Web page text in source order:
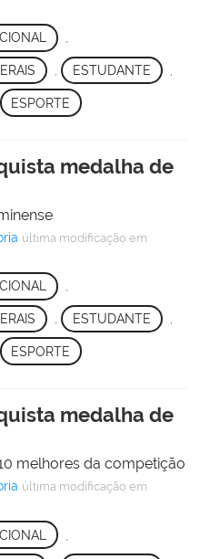
,
ESTUDANTE
ESPORTE
medalha de
última modificação em
,
ESTUDANTE
ESPORTE
medalha de
melhores da competição
última modificação em